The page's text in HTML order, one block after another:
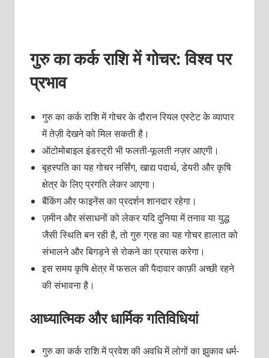
गुरु का कर्क राशि में गोचर: विश्व पर
प्रभाव
गुरु का कर्क राशि में गोचर के दौरान रियल एस्टेट के व्यापार
में तेज़ी देखने को मिल सकती है।
ऑटोमोबाइल इंडस्ट्री भी फलती-फूलती नज़र आएगी।
बृहस्पति का यह गोचर नर्सिंग, खाद्य पदार्थ, डेयरी और कृषि
क्षेत्र के लिए प्रगति लेकर आएगा।
बैंकिंग और फाइनेंस का प्रदर्शन शानदार रहेगा।
ज़मीन और संसाधनों को लेकर यदि दुनिया में तनाव या युद्ध
जैसी स्थिति बन रही है, तो गुरु ग्रह का यह गोचर हालात को
संभालने और बिगड़ने से रोकने का प्रयास करेगा।
इस समय कृषि क्षेत्र में फसल की पैदावार काफ़ी अच्छी रहने
की संभावना है।
आध्यात्मिक और धार्मिक गतिविधियां
गुरु का कर्क राशि में प्रवेश की अवधि में लोगों का झुकाव धर्म-